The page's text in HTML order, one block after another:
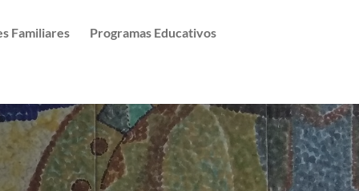
Familiares Programas Educativos